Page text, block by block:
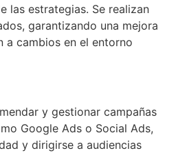
las estrategias. Se realizan
garantizando una mejora
a cambios en el entorno
y gestionar campañas
Google Ads o Social Ads,
y dirigirse a audiencias